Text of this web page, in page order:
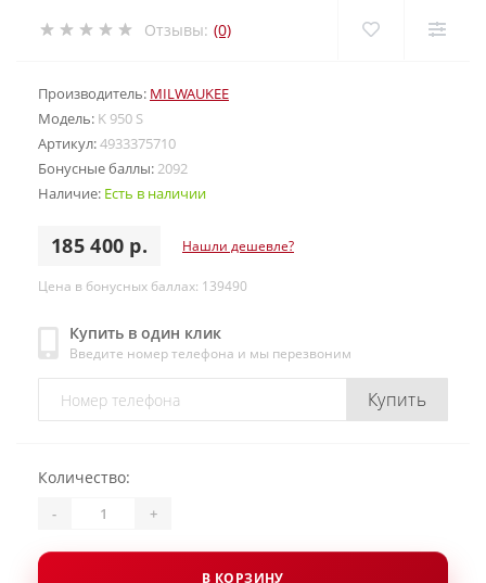
Отзывы: (0)
Производитель: MILWAUKEE
Модель: K 950 S
Артикул:4933375710
Бонусные баллы:2092
Наличие: Есть в наличии
185 400 р. Нашли дешевле?
Цена в бонусных баллах: 139490
Купить в один клик
Введите номер телефона и мы перезвоним
Купить
Количество:
- +
В КОРЗИНУ